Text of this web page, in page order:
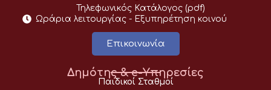
Τηλεφωνικός Κατάλογος (pdf)
Ωράρια λειτουργίας - Eξυπηρέτηση κοινού
Επικοινωνία
Δημότης & e-Υπηρεσίες
Παιδικοί Σταθμοί